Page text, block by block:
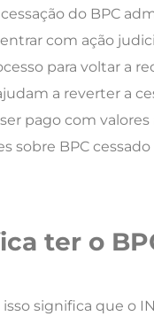
do BPC
com ação
para voltar a
a reverter a
pago com
sobre BPC cessado
ter o
isso significa que